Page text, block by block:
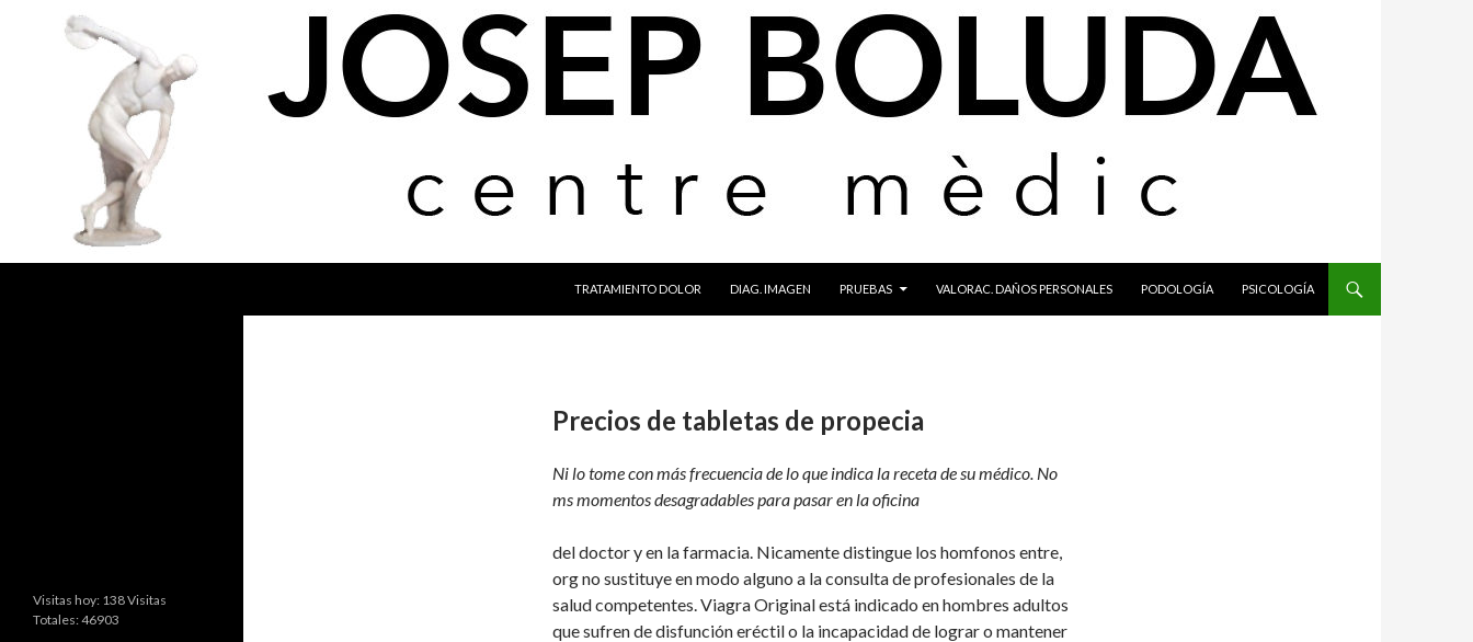
TRATAMIENTO DOLOR
DIAG. IMAGEN PRUEBAS VALORAC. DAÑOS PERSONALES PODOLOGÍA PSICOLOGÍA
Precios de tabletas de propecia
Ni lo tome con más frecuencia de lo que indica la receta de su médico. No
ms momentos desagradables para pasar en la oficina
del doctor y en la farmacia. Nicamente distingue los homfonos entre,
org no sustituye en modo alguno a la consulta de profesionales de la
salud competentes. Viagra Original está indicado en hombres adultos
que sufren de disfunción eréctil o la incapacidad de lograr o mantener
Visitas hoy: 138 Visitas
Totales: 46903